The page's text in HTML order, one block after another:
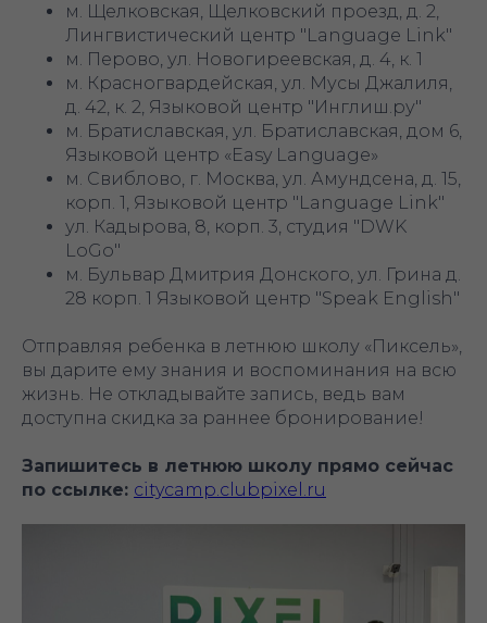
м. Щелковская, Щелковский проезд, д. 2,
Лингвистический центр "Language Link"
м. Перово, ул. Новогиреевская, д. 4, к. 1
м. Красногвардейская, ул. Мусы Джалиля,
д. 42, к. 2, Языковой центр "Инглиш.ру"
м. Братиславская, ул. Братиславская, дом 6,
Языковой центр «Easy Language»
м. Свиблово, г. Москва, ул. Амундсена, д. 15,
корп. 1, Языковой центр "Language Link"
ул. Кадырова, 8, корп. 3, студия "DWK
LoGo"
м. Бульвар Дмитрия Донского, ул. Грина д.
28 корп. 1 Языковой центр "Speak English"
Отправляя ребенка в летнюю школу «Пиксель»,
вы дарите ему знания и воспоминания на всю
жизнь. Не откладывайте запись, ведь вам
доступна скидка за раннее бронирование!
Запишитесь в летнюю школу прямо сейчас
по ссылке: citycamp.clubpixel.ru